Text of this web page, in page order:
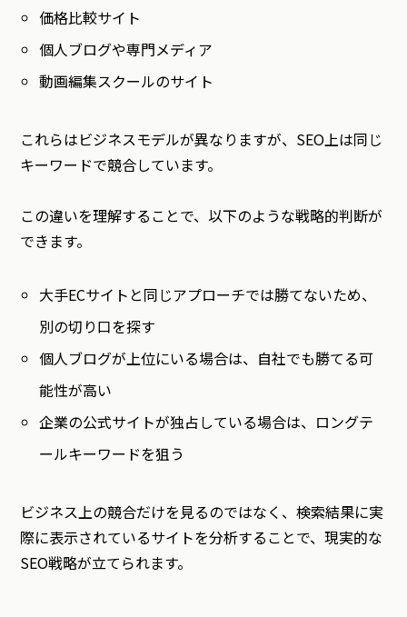
価格比較サイト
個人ブログや専門メディア
動画編集スクールのサイト
これらはビジネスモデルが異なりますが、SEO上は同じ
キーワードで競合しています。
この違いを理解することで、以下のような戦略的判断が
できます。
大手ECサイトと同じアプローチでは勝てないため、
別の切り口を探す
個人ブログが上位にいる場合は、自社でも勝てる可
能性が高い
企業の公式サイトが独占している場合は、ロングテ
ールキーワードを狙う
ビジネス上の競合だけを見るのではなく、検索結果に実
際に表示されているサイトを分析することで、現実的な
SEO戦略が立てられます。